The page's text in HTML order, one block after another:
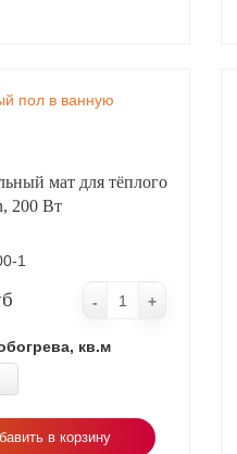
пол в ванную
мат для тёплого
200 Вт
1
кв.м
- +
в корзину